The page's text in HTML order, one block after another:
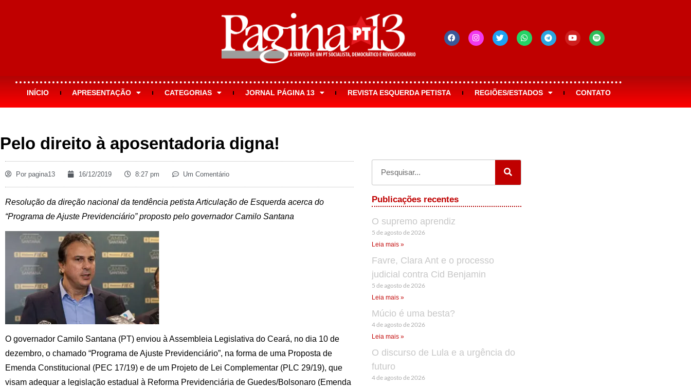
INÍCIO APRESENTAÇÃO CATEGORIAS JORNAL PÁGINA 13 REVISTA ESQUERDA PETISTA REGIÕES/ESTADOS CONTATO
Pelo direito à aposentadoria digna!
Por pagina13 16/12/2019 8:27 pm Um Comentário
Resolução da direção nacional da tendência petista Articulação de Esquerda acerca do
“Programa de Ajuste Previdenciário” proposto pelo governador Camilo Santana
O governador Camilo Santana (PT) enviou à Assembleia Legislativa do Ceará, no dia 10 de
dezembro, o chamado “Programa de Ajuste Previdenciário”, na forma de uma Proposta de
Emenda Constitucional (PEC 17/19) e de um Projeto de Lei Complementar (PLC 29/19), que
visam adequar a legislação estadual à Reforma Previdenciária de Guedes/Bolsonaro (Emenda
Publicações recentes
O supremo aprendiz
5 de agosto de 2026
Leia mais »
Favre, Clara Ant e o processo
judicial contra Cid Benjamin
5 de agosto de 2026
Leia mais »
Múcio é uma besta?
4 de agosto de 2026
Leia mais »
O discurso de Lula e a urgência do
futuro
4 de agosto de 2026